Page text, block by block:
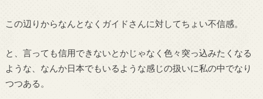
この辺りからなんとなくガイドさんに対してちょい不信感。
と、言っても信用できないとかじゃなく色々突っ込みたくなる
ような、なんか日本でもいるような感じの扱いに私の中でなり
つつある。